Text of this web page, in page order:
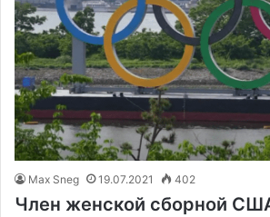
Max Sneg 19.07.2021 402
Член женской сборной